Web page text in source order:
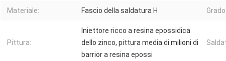
Materiale: Fascio della saldatura H Grado:
Pittura:
Iniettore ricco a resina epossidica
dello zinco, pittura media di milioni di
barrior a resina epossi